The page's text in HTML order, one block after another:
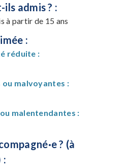
admis ? :
à partir de 15 ans
:
réduite :
ou malvoyantes :
malentendantes :
? (à
: